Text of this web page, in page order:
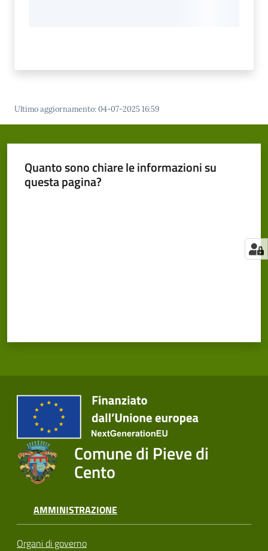
Ultimo aggiornamento:04-07-2025 16:59
Quanto sono chiare le informazioni su
questa pagina?
Comune di Pieve di
Cento
AMMINISTRAZIONE
Organi di governo